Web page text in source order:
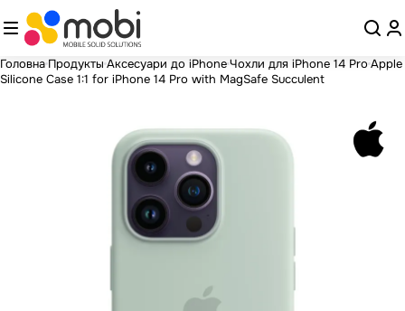
Головна Продукты Аксесуари до iPhoneЧохли для iPhone 14 ProApple
Silicone Case 1:1 for iPhone 14 Pro with MagSafe Succulent